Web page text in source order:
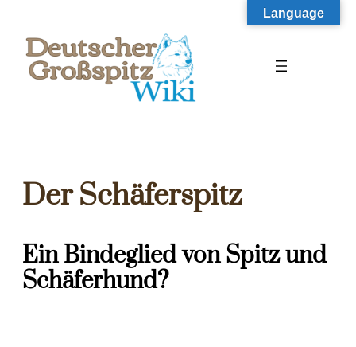
springen
Der Schäferspitz
Ein Bindeglied von Spitz und
Schäferhund?
Language